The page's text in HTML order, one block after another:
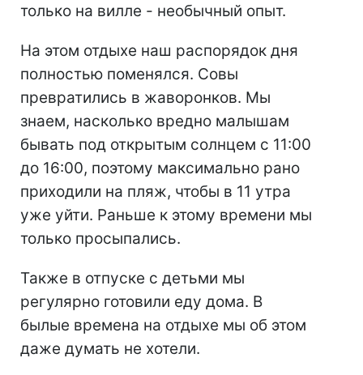
только на вилле - необычный опыт.
На этом отдыхе наш распорядок дня
полностью поменялся. Совы
превратились в жаворонков. Мы
знаем, насколько вредно малышам
бывать под открытым солнцем с 11:00
до 16:00, поэтому максимально рано
приходили на пляж, чтобы в 11 утра
уже уйти. Раньше к этому времени мы
только просыпались.
Также в отпуске с детьми мы
регулярно готовили еду дома. В
былые времена на отдыхе мы об этом
даже думать не хотели.